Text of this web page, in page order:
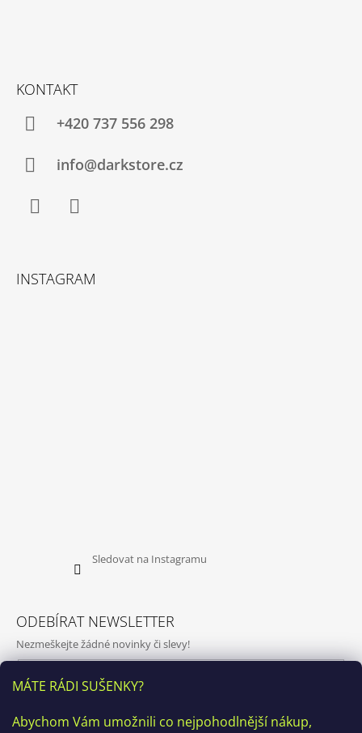
MÁTE RÁDI SUŠENKY?
Abychom Vám umožnili co nejpohodlnější nákup,
KONTAKT
+420 737 556 298
info@darkstore.cz
INSTAGRAM
Sledovat na Instagramu
ODEBÍRAT NEWSLETTER
Nezmeškejte žádné novinky či slevy!
údajů